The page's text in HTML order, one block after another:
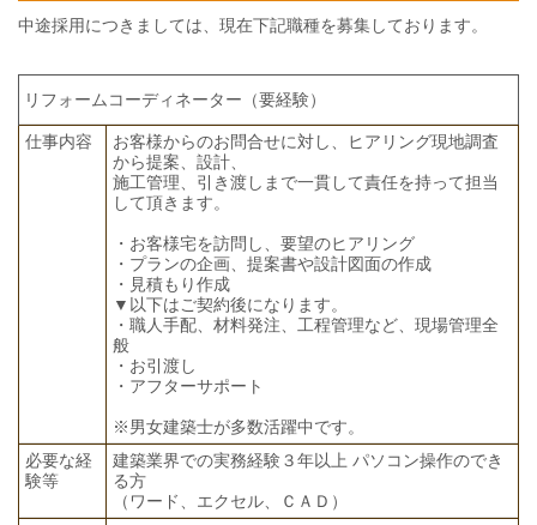
中途採用につきましては、現在下記職種を募集しております。
リフォームコーディネーター（要経験）
仕事内容
お客様からのお問合せに対し、ヒアリング現地調査
から提案、設計、
施工管理、引き渡しまで一貫して責任を持って担当
して頂きます。
・お客様宅を訪問し、要望のヒアリング
・プランの企画、提案書や設計図面の作成
・見積もり作成
▼以下はご契約後になります。
・職人手配、材料発注、工程管理など、現場管理全
般
・お引渡し
・アフターサポート
※男女建築士が多数活躍中です。
必要な経
験等
建築業界での実務経験３年以上 パソコン操作のでき
る方
（ワード、エクセル、ＣＡＤ）